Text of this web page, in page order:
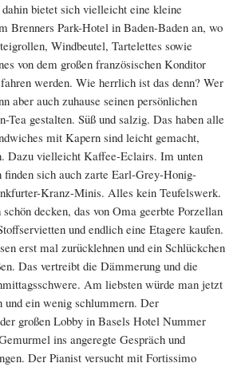
bietet sich vielleicht eine kleine
Brenners Park-Hotel in Baden-Baden an, wo
Windbeutel, Tartelettes sowie
von dem großen französischen Konditor
werden. Wie herrlich ist das denn? Wer
aber auch zuhause seinen persönlichen
Tea gestalten. Süß und salzig. Das haben alle
mit Kapern sind leicht gemacht,
Dazu vielleicht Kaffee-Eclairs. Im unten
finden sich auch zarte Earl-Grey-Honig-
Kranz-Minis. Alles kein Teufelswerk.
decken, das von Oma geerbte Porzellan
und endlich eine Etagere kaufen.
erst mal zurücklehnen und ein Schlückchen
Das vertreibt die Dämmerung und die
Am liebsten würde man jetzt
und ein wenig schlummern. Der
großen Lobby in Basels Hotel Nummer
ins angeregte Gespräch und
Der Pianist versucht mit Fortissimo